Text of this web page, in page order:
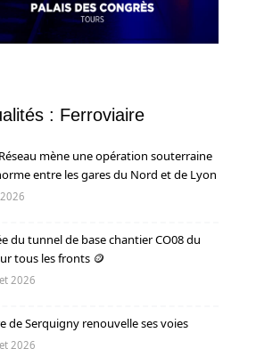
: Ferroviaire
mène une opération souterraine
entre les gares du Nord et de Lyon
du tunnel de base chantier CO08 du
tous les fronts 🪙
2026
de Serquigny renouvelle ses voies
2026